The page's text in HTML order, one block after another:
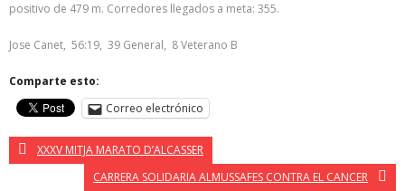
positivo de 479 m. Corredores llegados a meta: 355.
Jose Canet, 56:19, 39 General, 8 Veterano B
Comparte esto:
Correo electrónico
XXXV MITJA MARATO D’ALCASSER
CARRERA SOLIDARIA ALMUSSAFES CONTRA EL CANCER